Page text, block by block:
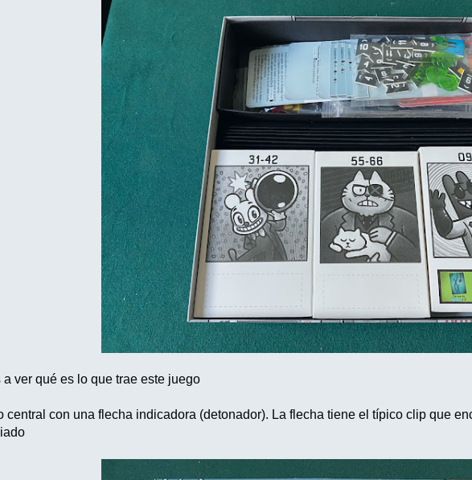
a ver qué es lo que trae este juego
central con una flecha indicadora (detonador). La flecha tiene el típico clip que